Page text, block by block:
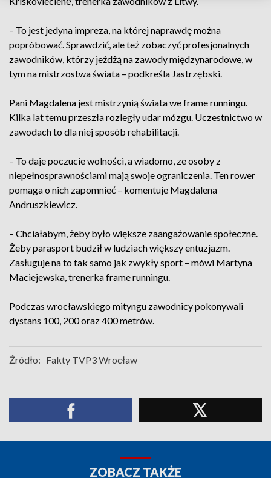
– To jest jedyna impreza, na której naprawdę można
popróbować. Sprawdzić, ale też zobaczyć profesjonalnych
zawodników, którzy jeżdżą na zawody międzynarodowe, w
tym na mistrzostwa świata – podkreśla Jastrzębski.
Pani Magdalena jest mistrzynią świata we frame runningu.
Kilka lat temu przeszła rozległy udar mózgu. Uczestnictwo w
zawodach to dla niej sposób rehabilitacji.
– To daje poczucie wolności, a wiadomo, ze osoby z
niepełnosprawnościami mają swoje ograniczenia. Ten rower
pomaga o nich zapomnieć – komentuje Magdalena
Andruszkiewicz.
– Chciałabym, żeby było większe zaangażowanie społeczne.
Żeby parasport budził w ludziach większy entuzjazm.
Zasługuje na to tak samo jak zwykły sport – mówi Martyna
Maciejewska, trenerka frame runningu.
Podczas wrocławskiego mityngu zawodnicy pokonywali
dystans 100, 200 oraz 400 metrów.
Źródło: Fakty TVP3 Wrocław
ZOBACZ TAKŻE